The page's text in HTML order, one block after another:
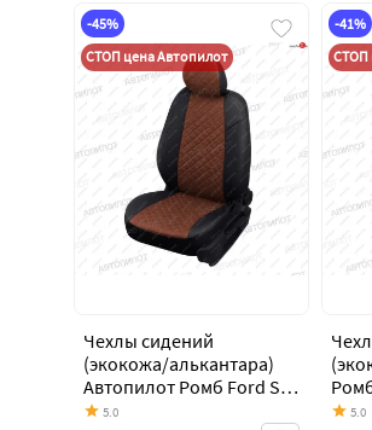
-45%
СТОП цена Автопилот
Чехлы сидений
(экокожа/алькантара)
Автопилот Ромб Ford S-
Max 1 дорестайлинг
5.0
-41%
СТОП
5.0